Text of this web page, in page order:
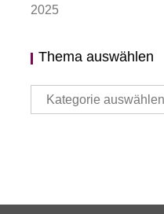
2025
Thema auswählen
Thema
auswählen